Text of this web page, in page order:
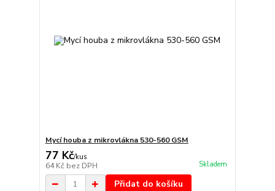
Mycí houba z mikrovlákna 530-560 GSM
77 Kč/kus
64 Kč bez DPH Skladem
Přidat do košíku